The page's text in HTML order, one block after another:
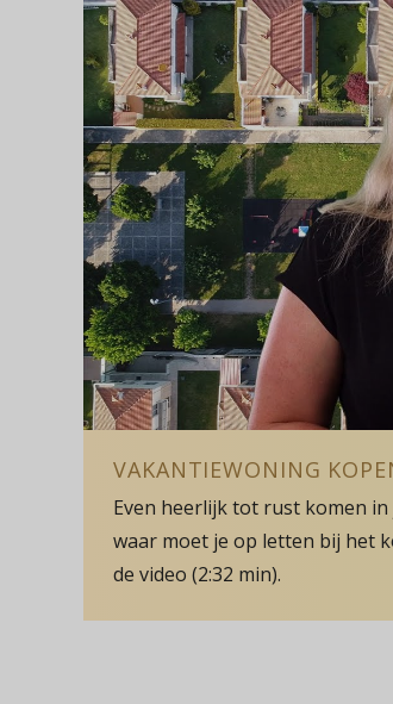
VAKANTIEWONING
Even heerlijk tot rust komen
waar moet je op letten bij het
de video (2:32 min).